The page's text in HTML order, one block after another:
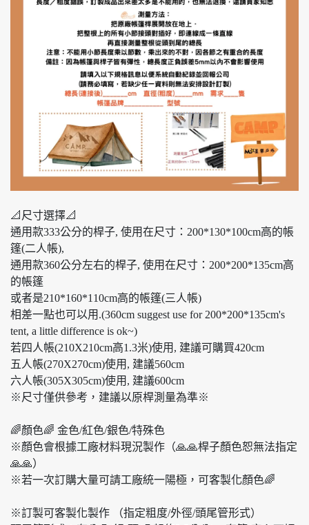
📐尺寸選擇📐
通用款333公分的桿子, 使用在尺寸：200*130*100cm高的帳
篷(二人帳),
通用款360公分左右的桿子, 使用在尺寸：200*200*135cm高
的帳篷
或者是210*160*110cm高的帳篷(三人帳)
相差一點也可以用.(360cm suggest use for 200*200*135cm's
tent, a little difference is ok~)
若四人帳(210X210cm高1.3米)使用, 建議可購買420cm
五人帳(270X270cm)使用, 建議560cm
六人帳(305X305cm)使用, 建議600cm
※尺寸僅供參考，建議以原桿測量為準※
🌈顏色🌈 金色/紅色/銀色/特殊色
※顏色會根據工廠材料現況製作（🙏🙏桿子顏色恕無法指定
🙏🙏）
※若一次訂購大量可請工廠統一陽極，可客製化顏色🌈
※訂製可客製化製作 （指定粗度/外徑/頭尾管形式）